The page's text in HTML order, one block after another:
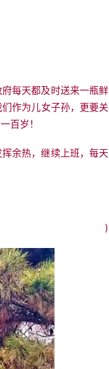
每天都及时送来一瓶鲜
作为儿女子孙，更要关
百岁！
余热，继续上班，每天
)